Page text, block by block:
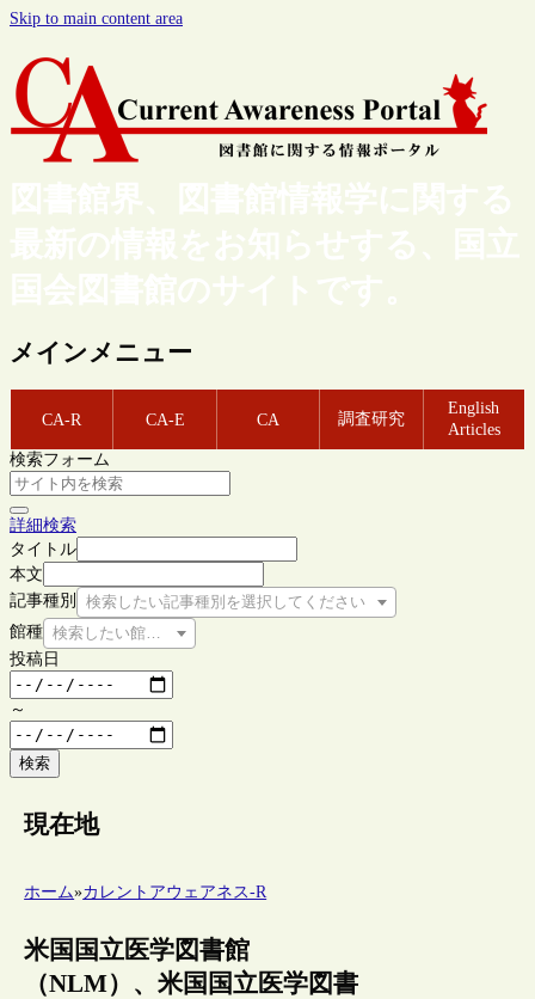
Skip to main content area
図書館界、図書館情報学に関する
最新の情報をお知らせする、国立
国会図書館のサイトです。
メインメニュー
CA-R CA-E CA 調査研究
English
Articles
検索フォーム
詳細検索
タイトル
本文
記事種別
検索したい記事種別を選択してください
館種 検索したい館種を選択してください
投稿日
～
検索
現在地
ホーム»カレントアウェアネス-R
米国国立医学図書館
（NLM）、米国国立医学図書